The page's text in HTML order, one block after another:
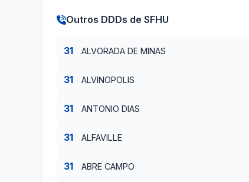
Outros DDDs de SFHU
31 ALVORADA DE MINAS
31 ALVINOPOLIS
31 ANTONIO DIAS
31 ALFAVILLE
31 ABRE CAMPO